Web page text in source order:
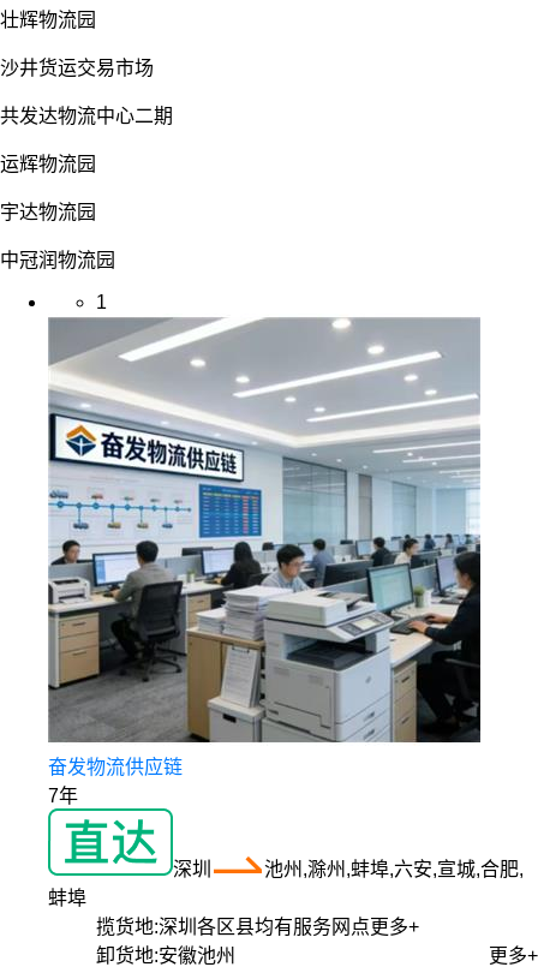
壮辉物流园
沙井货运交易市场
共发达物流中心二期
运辉物流园
宇达物流园
中冠润物流园
1
奋发物流供应链
7年
深圳
池州,滁州,蚌埠,六安,宣城,合肥,
蚌埠
揽货地:深圳各区县均有服务网点更多+
卸货地:安徽池州 更多+